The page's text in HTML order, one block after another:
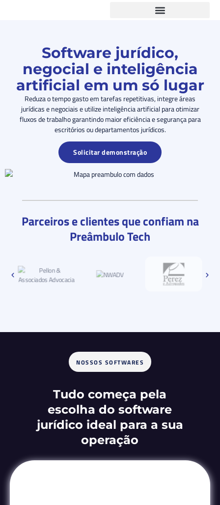
Software jurídico,
negocial e inteligência
artificial em um só lugar
Reduza o tempo gasto em tarefas repetitivas, integre áreas
jurídicas e negociais eutilize inteligência artificial paraotimizar
fluxos de trabalho garantindo maior eficiênciaesegurançapara
escritóriosoudepartamentos jurídicos.
Solicitar demonstração
Parceiros e clientes que confiam na
Preâmbulo Tech
NOSSOS SOFTWARES
Tudo começa pela
escolha do software
jurídico ideal para a sua
operação